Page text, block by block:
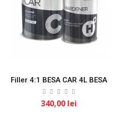
Filler 4:1 BESA CAR 4L BESA
340,00 lei